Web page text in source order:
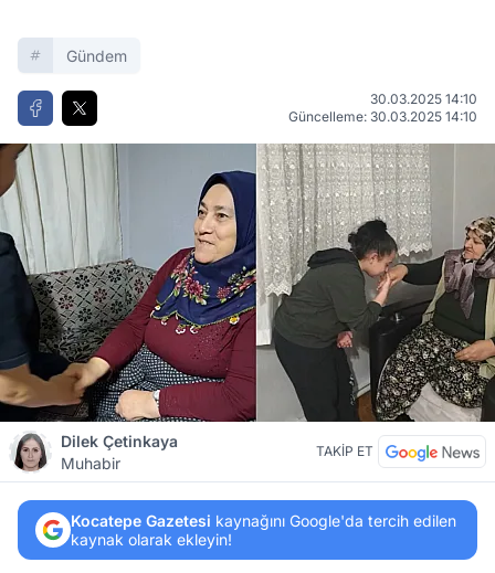
Gündem
30.03.2025 14:10
Güncelleme: 30.03.2025 14:10
Dilek Çetinkaya
Muhabir
TAKİP ET
Kocatepe Gazetesi kaynağını Google'da tercih edilen
kaynak olarak ekleyin!